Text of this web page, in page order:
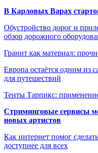
В Карловых Варах
Обустройство дорог и
обзор дорожного
Гранит как материал:
Европа остаётся одним из
для путешествий
Тенты Тарпикс:
Стриминговые сервисы
новых артистов
Как интернет помог
доступнее для всех